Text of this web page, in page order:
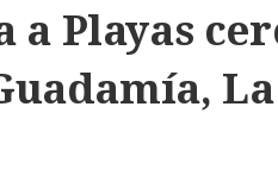
a Playas